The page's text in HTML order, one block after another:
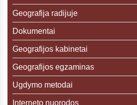
Geografija radijuje
Dokumentai
Geografijos kabinetai
Geografijos egzaminas
Ugdymo metodai
Interneto nuorodos